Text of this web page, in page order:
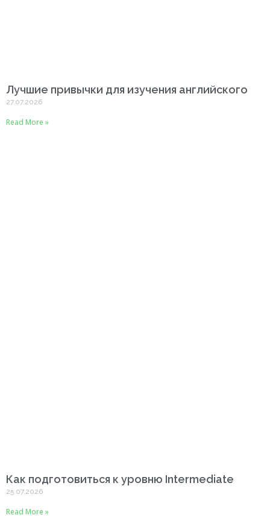
Лучшие привычки для изучения английского
27.07.2026
Read More »
Как подготовиться к уровню Intermediate
25.07.2026
Read More »